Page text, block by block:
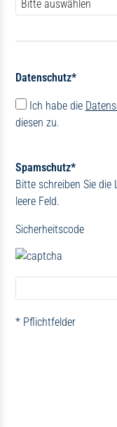
Datenschutz*
Ich habe die
diesen zu.
Spamschutz*
Bitte schreiben Sie
leere Feld.
Sicherheitscode
* Pflichtfelder